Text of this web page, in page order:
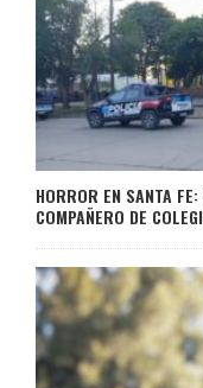
HORROR EN SANTA
COMPAÑERO DE